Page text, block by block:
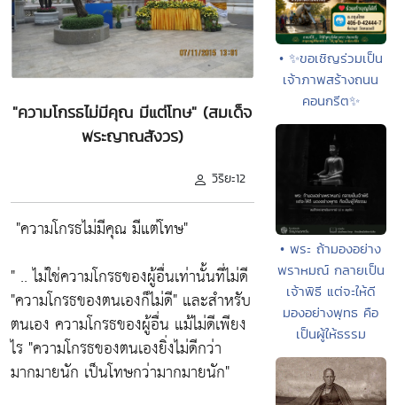
"ความโกรธไม่มีคุณ มีแต่โทษ" (สมเด็จ
พระญาณสังวร)
วิริยะ12
"ความโกรธไม่มีคุณ มีแต่โทษ"
" .. ไม่ใช่ความโกรธของผู้อื่นเท่านั้นที่ไม่ดี
"ความโกรธของตนเองก็ไม่ดี" และสำหรับ
ตนเอง ความโกรธของผู้อื่น แม้ไม่ดีเพียง
ไร "ความโกรธของตนเองยิ่งไม่ดีกว่า
มากมายนัก เป็นโทษกว่ามากมายนัก"
• ✨ขอเชิญร่วมเป็น
เจ้าภาพสร้างถนน
คอนกรีต✨
• พระ ถ้ามองอย่าง
พราหมณ์ กลายเป็น
เจ้าพิธี แต่จะให้ดี
มองอย่างพุทธ คือ
เป็นผู้ให้ธรรม